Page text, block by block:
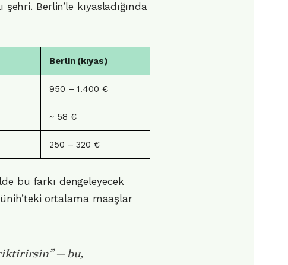
Berlin’le kıyasladığında
Berlin (kıyas)
950 – 1.400 €
~ 58 €
250 – 320 €
bu farkı dengeleyecek
ortalama maaşlar
— bu,